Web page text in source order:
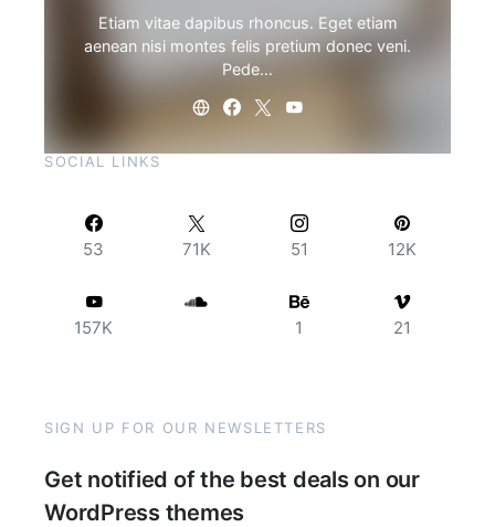
Etiam vitae dapibus rhoncus. Eget etiam
aenean nisi montes felis pretium donec veni.
Pede…
SOCIAL LINKS
53 71K 51 12K
157K 1 21
SIGN UP FOR OUR NEWSLETTERS
Get notified of the best deals on our
WordPress themes